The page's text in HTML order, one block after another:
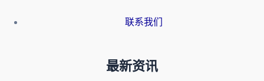
联系我们
最新资讯